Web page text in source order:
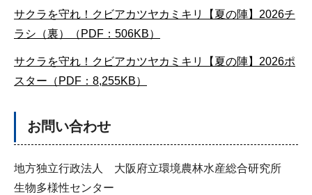
サクラを守れ！クビアカツヤカミキリ【夏の陣】2026チ
ラシ（裏）（PDF：506KB）
サクラを守れ！クビアカツヤカミキリ【夏の陣】2026ポ
スター（PDF：8,255KB）
お問い合わせ
地方独立行政法人 大阪府立環境農林水産総合研究所
生物多様性センター